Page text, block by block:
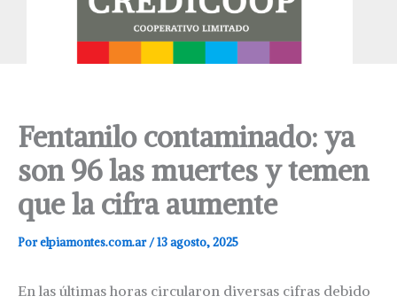
Fentanilo contaminado: ya
son 96 las muertes y temen
que la cifra aumente
Porelpiamontes.com.ar/13 agosto, 2025
En las últimas horas circularon diversas cifras debido